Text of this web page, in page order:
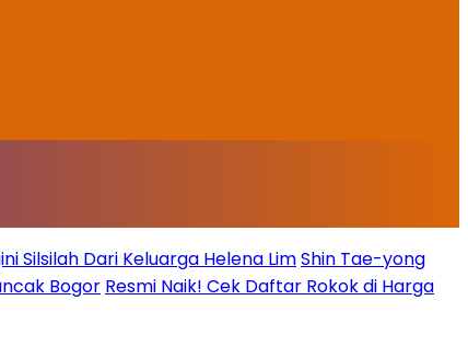
Silsilah Dari Keluarga Helena LimShin Tae-yong
Bogor Resmi Naik! Cek Daftar Rokok di Harga